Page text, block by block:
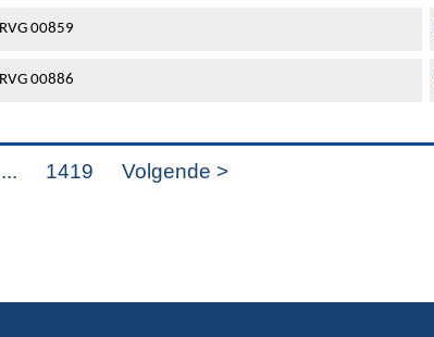
RVG 00859
RVG 00886
... 1419 Volgende >